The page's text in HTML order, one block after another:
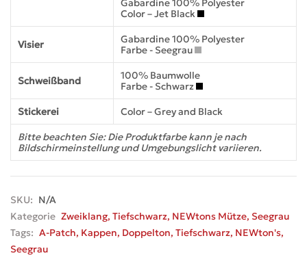
Gabardine 100% Polyester
Color – Jet Black
Visier
Gabardine 100% Polyester
Farbe - Seegrau
Schweißband
100% Baumwolle
Farbe - Schwarz
Stickerei Color – Grey and Black
Bitte beachten Sie: Die Produktfarbe kann je nach
Bildschirmeinstellung und Umgebungslicht variieren.
SKU: N/A
Kategorie Zweiklang, Tiefschwarz, NEWtons Mütze, Seegrau
Tags: A-Patch, Kappen, Doppelton, Tiefschwarz, NEWton's,
Seegrau